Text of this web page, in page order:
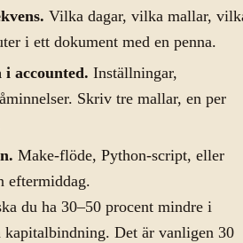
Vilka dagar, vilka mallar,
i ett dokument med en penna.
i accounted. Inställningar,
Skriv tre mallar, en per
Make-flöde, Python-script, eller
eftermiddag.
du ha 30–50 procent mindre i
kapitalbindning. Det är vanligen 30